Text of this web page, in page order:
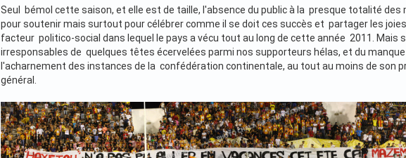
Seul bémol cette saison, et elle est de taille, l'absence du public à la presque totalité
pour soutenir mais surtout pour célébrer comme il se doit ces succès et partager les
facteur politico-social dans lequel le pays a vécu tout au long de cette année 2011.
irresponsables de quelques têtes écervelées parmi nos supporteurs hélas, et du
l'acharnement des instances de la confédération continentale, au tout au moins de son
général.